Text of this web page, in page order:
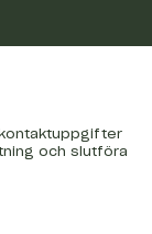
och slutföra